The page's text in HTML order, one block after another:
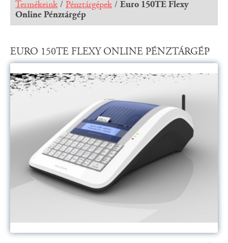
Termékeink / Pénztárgépek / Euro 150TE Flexy
Online Pénztárgép
EURO 150TE FLEXY ONLINE PÉNZTÁRGÉP